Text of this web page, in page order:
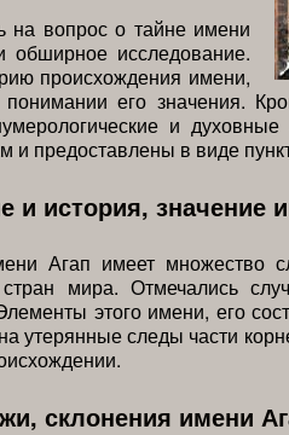
на вопрос о тайне имени
исследование.
происхождения имени,
его значения.
и
и предоставлены в виде
и история, значение
Агап имеет множество
мира. Отмечались
этого имени, его
утерянные следы части
склонения имени